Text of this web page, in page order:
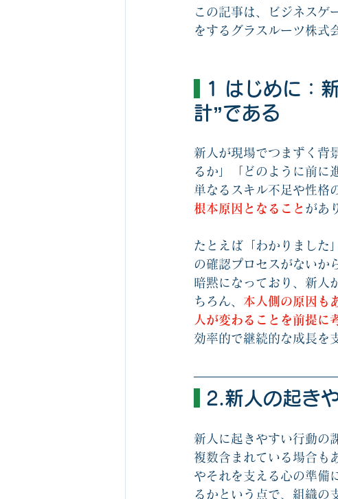
ビジネスマナーカルタ 中堅社員
この記事は、ビジネスゲ
をするグラスルーツ株式
1 はじめに：
計”である
新人が現場でつまずく背
るか」「どのように前に
単なるスキル不足や性格
根本原因となること があ
たとえば「わかりました
の確認プロセスがないか
暗黙になっており、新人
ちろん、 本人側の原因も
人が変わることを前提に
効率的で継続的な成長を
2.新人の起き
新人に起きやすい行動の
複数含まれている場合も
やそれを支える心の準備
るかという点で、組織の